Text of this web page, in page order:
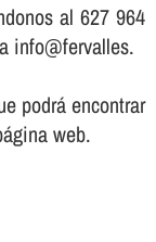
al 627 964
info@fervalles.
podrá encontrar
web.